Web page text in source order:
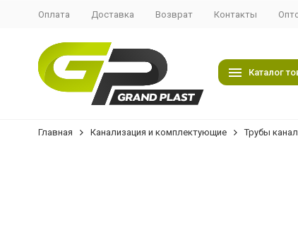
Оплата Доставка Возврат Контакты
Каталог
Главная Канализация и комплектующие Трубы